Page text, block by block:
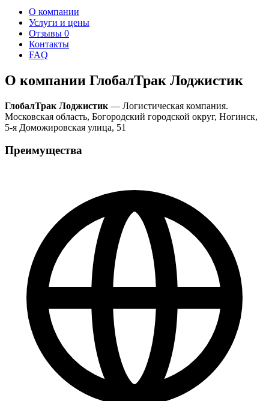
О компании
Услуги и цены
Отзывы 0
Контакты
FAQ
О компании ГлобалТрак Лоджистик
ГлобалТрак Лоджистик — Логистическая компания.
Московская область, Богородский городской округ, Ногинск,
5-я Доможировская улица, 51
Преимущества